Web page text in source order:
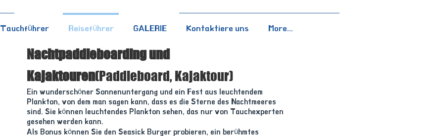
Tauchführer Reiseführer GALERIE Kontaktiere uns More...
Nachtpaddleboarding und
Kajaktouren(Paddleboard, Kajaktour)
Ein wunderschöner Sonnenuntergang und ein Fest aus leuchtendem
Plankton, von dem man sagen kann, dass es die Sterne des Nachtmeeres
sind. Sie können leuchtendes Plankton sehen, das nur von Tauchexperten
gesehen werden kann.
Als Bonus können Sie den Seasick Burger probieren, ein berühmtes